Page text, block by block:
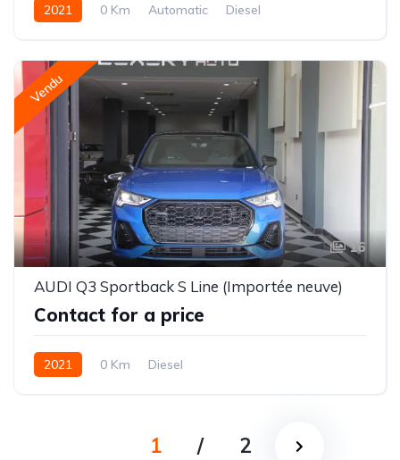
2021 0 Km Automatic Diesel
Vendu
16
AUDI Q3 Sportback S Line (Importée neuve)
Contact for a price
2021 0 Km Diesel
1 / 2